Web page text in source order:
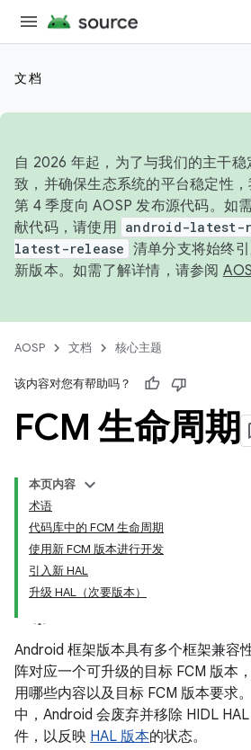
文档
自 2026 年起，为了与我们的主干
致，并确保生态系统的平台稳定性
第 4 季度向 AOSP 发布源代码。如
献代码，请使用 android-latest-
latest-release 清单分支将始终
新版本。如需了解详情，请参阅
AOSP 文档 核心主题
该内容对您有帮助吗？
FCM 生命周期
本页内容
术语
代码库中的 FCM 生命周期
使用新 FCM 版本进行开发
引入新 HAL
升级 HAL（次要版本）
Android 框架版本具有多个框架兼容
阵对应一个可升级的目标 FCM 版本
用哪些内容以及目标 FCM 版本要求
中，Android 会废弃并移除 HIDL
件，以反映 HAL 版本的状态。